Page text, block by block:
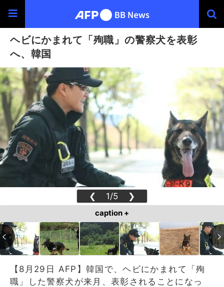
ヘビにかまれて「殉職」の警察犬を表彰
へ、韓国
❮ 1/5 ❯
caption +
【8月29日 AFP】韓国で、ヘビにかまれて「殉
職」した警察犬が来月、表彰されることになっ